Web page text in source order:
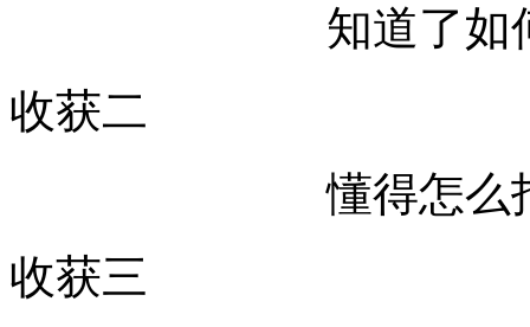
知道了如
收获二
懂得怎么
收获三